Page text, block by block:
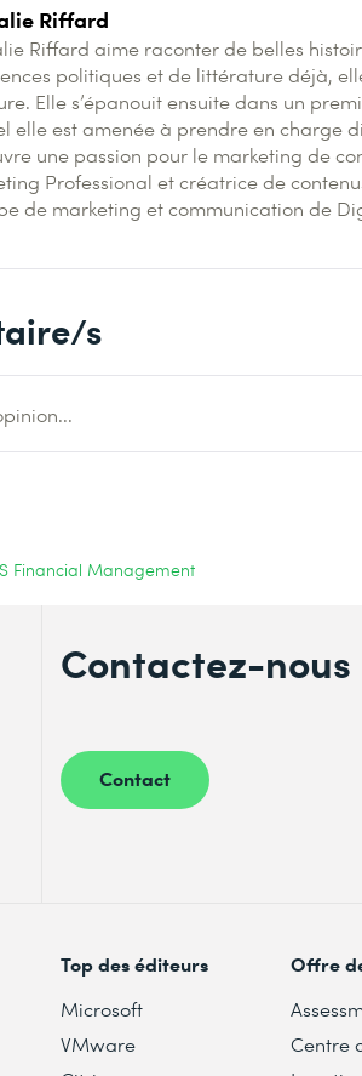
Riffard
Riffard aime raconter de belles
politiques et de littérature déjà,
Elle s’épanouit ensuite dans un
elle est amenée à prendre en charge
une passion pour le marketing de
Professional et créatrice de
de marketing et communication de
s
Financial Management
Contactez-nous
Contact
Top des éditeurs
Microsoft
VMware
Offre
Centre